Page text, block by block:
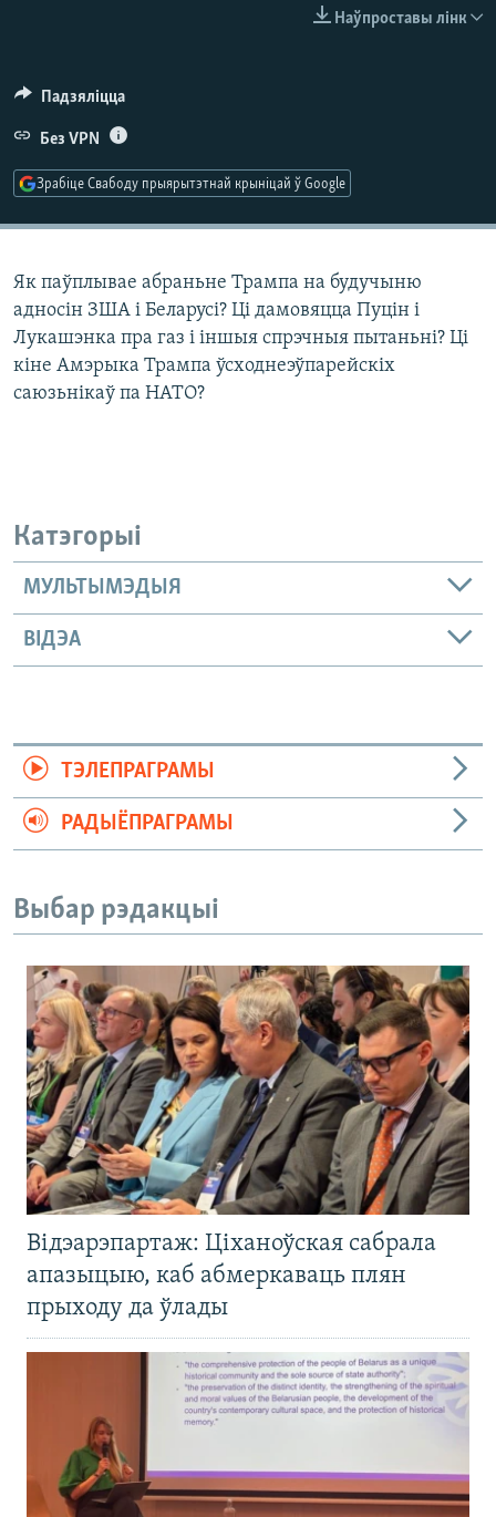
Наўпроставы лінк
Падзяліцца
Без VPN
Зрабіце Свабоду прыярытэтнай крыніцай ў Google
Як паўплывае абраньне Трампа на будучыню
адносін ЗША і Беларусі? Ці дамовяцца Пуцін і
Лукашэнка пра газ і іншыя спрэчныя пытаньні? Ці
кіне Амэрыка Трампа ўсходнеэўпарейскіх
саюзьнікаў па НАТО?
Катэгорыі
МУЛЬТЫМЭДЫЯ
ВІДЭА
ТЭЛЕПРАГРАМЫ
РАДЫЁПРАГРАМЫ
Выбар рэдакцыі
Відэарэпартаж: Ціханоўская сабрала
апазыцыю, каб абмеркаваць плян
прыходу да ўлады